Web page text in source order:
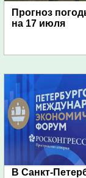
Прогноз
на 17 июля
В Санкт-